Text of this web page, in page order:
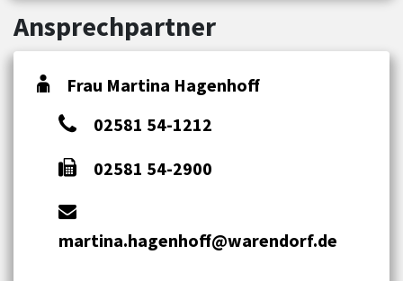
Ansprechpartner
Frau Martina Hagenhoff
02581 54-1212
02581 54-2900
martina.hagenhoff@warendorf.de